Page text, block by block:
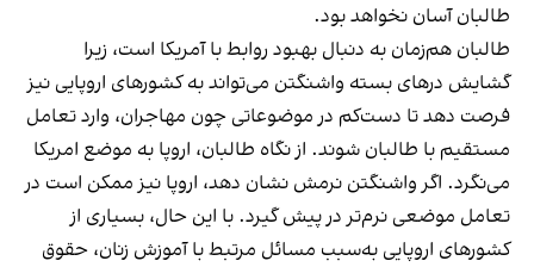
طالبان آسان نخواهد بود.
طالبان هم‌زمان به دنبال بهبود روابط با آمریکا است، زیرا
گشایش درهای بسته واشنگتن می‌تواند به کشورهای اروپایی نیز
فرصت دهد تا دست‌کم در موضوعاتی چون مهاجران، وارد تعامل
مستقیم با طالبان شوند. از نگاه طالبان، اروپا به موضع امریکا
می‌نگرد. اگر واشنگتن نرمش نشان دهد، اروپا نیز ممکن است در
تعامل موضعی نرم‌تر در پیش گیرد. با این حال، بسیاری از
کشورهای اروپایی به‌سبب مسائل مرتبط با آموزش زنان، حقوق